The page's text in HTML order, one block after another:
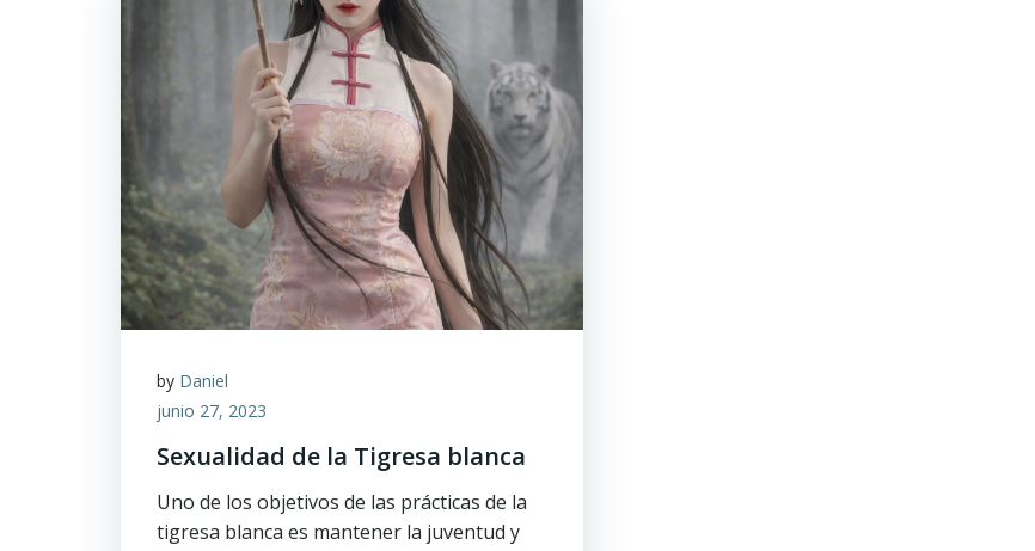
by Daniel
junio 27, 2023
Sexualidad de la Tigresa blanca
Uno de los objetivos de las prácticas de la
tigresa blanca es mantener la juventud y